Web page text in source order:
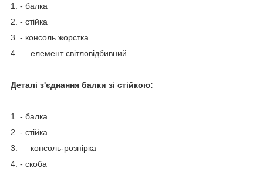
1. - балка
2. - стійка
3. - консоль жорстка
4. — елемент світловідбивний
Деталі з'єднання балки зі стійкою:
1. - балка
2. - стійка
3. — консоль-розпірка
4. - скоба